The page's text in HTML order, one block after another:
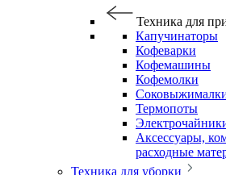
Техника для
Капучинаторы
Кофеварки
Кофемашины
Кофемолки
Термопоты
Аксессуары,
расходные
Техника для уборки